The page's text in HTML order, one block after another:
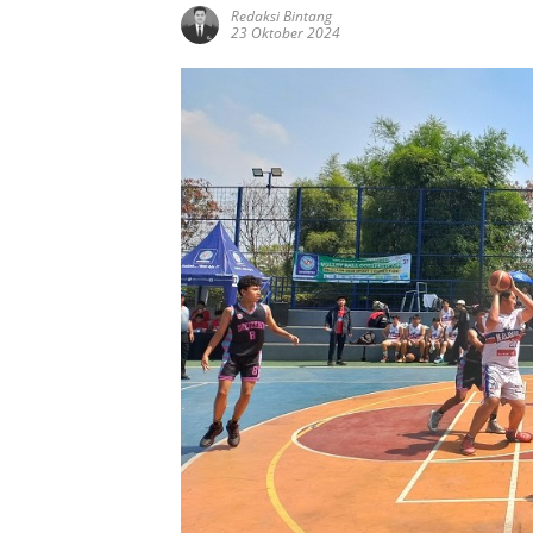
Redaksi Bintang
23 Oktober 2024